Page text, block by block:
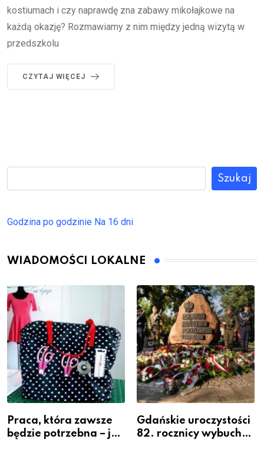
kostiumach i czy naprawdę zna zabawy mikołajkowe na
każdą okazję? Rozmawiamy z nim między jedną wizytą w
przedszkolu
CZYTAJ WIĘCEJ
Szukaj
Godzina po godzinie Na 16 dni
WIADOMOŚCI LOKALNE
Praca, która zawsze
będzie potrzebna – jak
Gdańskie uroczystości
82. rocznicy wybuchu